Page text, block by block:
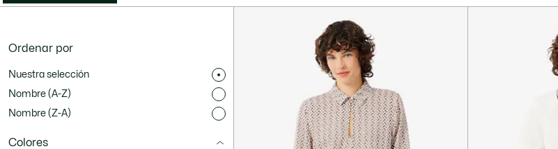
Ordenar por
Nuestra selección
Nombre (A-Z)
Nombre (Z-A)
Colores